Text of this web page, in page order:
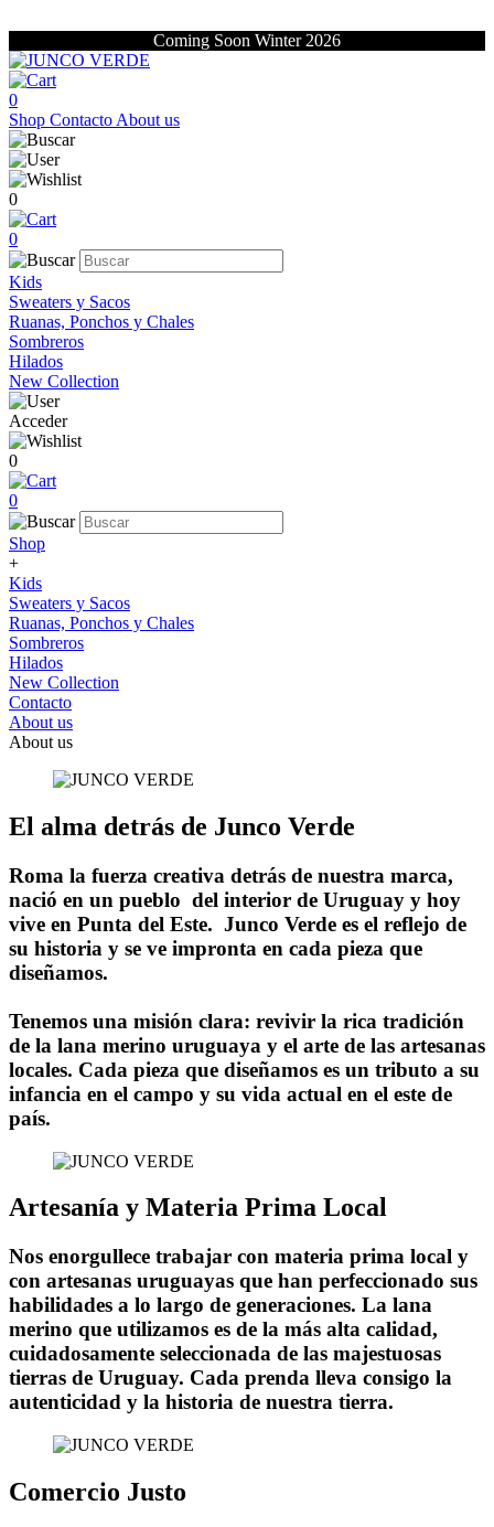
Coming Soon Winter 2026
0
Shop Contacto About us
0
0
Kids
Sweaters y Sacos
Ruanas, Ponchos y Chales
Sombreros
Hilados
New Collection
Acceder
0
0
Shop
+
Kids
Sweaters y Sacos
Ruanas, Ponchos y Chales
Sombreros
Hilados
New Collection
Contacto
About us
About us
El alma detrás de Junco Verde
Roma la fuerza creativa detrás de nuestra marca,
nació en un pueblo del interior de Uruguay y hoy
vive en Punta del Este. Junco Verde es el reflejo de
su historia y se ve impronta en cada pieza que
diseñamos.
Tenemos una misión clara: revivir la rica tradición
de la lana merino uruguaya y el arte de las artesanas
locales. Cada pieza que diseñamos es un tributo a su
infancia en el campo y su vida actual en el este de
país.
Artesanía y Materia Prima Local
Nos enorgullece trabajar con materia prima local y
con artesanas uruguayas que han perfeccionado sus
habilidades a lo largo de generaciones. La lana
merino que utilizamos es de la más alta calidad,
cuidadosamente seleccionada de las majestuosas
tierras de Uruguay. Cada prenda lleva consigo la
autenticidad y la historia de nuestra tierra.
Comercio Justo